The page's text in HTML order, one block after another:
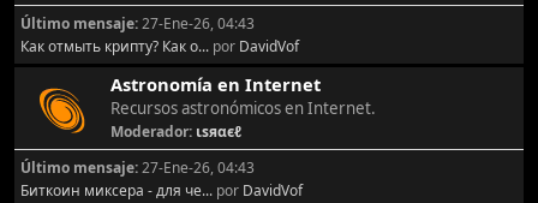
Último mensaje:27-Ene-26, 04:43
Как отмыть крипту? Как о... por DavidVof
Astronomía en Internet
Recursos astronómicos en Internet.
Moderador: ιѕяαєℓ
Último mensaje:27-Ene-26, 04:43
Биткоин миксера - для че... por DavidVof